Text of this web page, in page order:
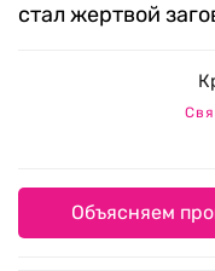
стал жертвой
Объясняем